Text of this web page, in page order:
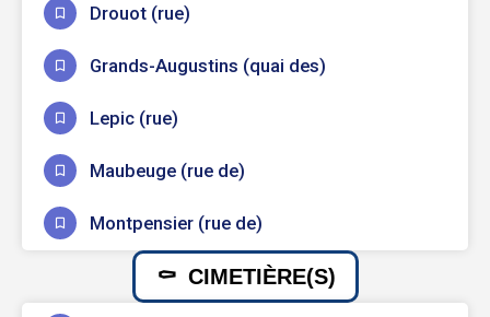
Drouot (rue)
Grands-Augustins (quai des)
Lepic (rue)
Maubeuge (rue de)
Montpensier (rue de)
CIMETIÈRE(S)